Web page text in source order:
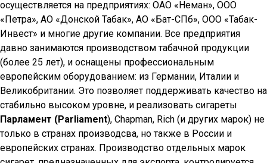
осуществляется на предприятиях: ОАО «Неман», ООО
«Петра», АО «Донской Табак», АО «Бат-СПб», ООО «Табак-
Инвест» и многие другие компании. Все предприятия
давно занимаются производством табачной продукции
(более 25 лет), и оснащены профессиональным
европейским оборудованием: из Германии, Италии и
Великобритании. Это позволяет поддерживать качество на
стабильно высоком уровне, и реализовать сигареты
Парламент (Parliament), Chapman, Rich (и других марок) не
только в странах производсва, но также в России и
европейских странах. Производство отдельных марок